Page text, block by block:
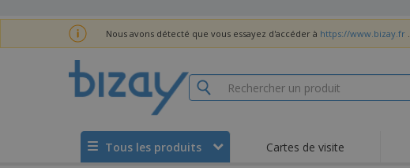
Nous avons détecté que vous essayez d'accéder à https://www.bizay.fr
Tous les produits Cartes de visite